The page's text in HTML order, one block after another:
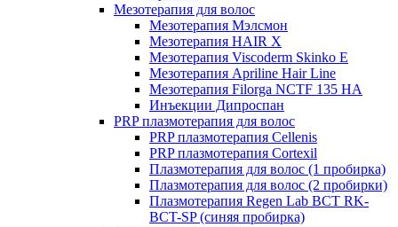
Мезотерапия для волос
Мезотерапия Мэлсмон
Мезотерапия HAIR X
Мезотерапия Viscoderm Skinko E
Мезотерапия Apriline Hair Line
Мезотерапия Filorga NCTF 135 HA
Инъекции Дипроспан
PRP плазмотерапия для волос
PRP плазмотерапия Cellenis
PRP плазмотерапия Cortexil
Плазмотерапия для волос (1 пробирка)
Плазмотерапия для волос (2 пробирки)
Плазмотерапия Regen Lab BCT RK-
BCT-SP (синяя пробирка)